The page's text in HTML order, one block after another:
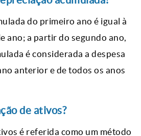
do primeiro ano é igual à
ano; a partir do segundo ano,
é considerada a despesa
anterior e de todos os anos
de ativos?
é referida como um método